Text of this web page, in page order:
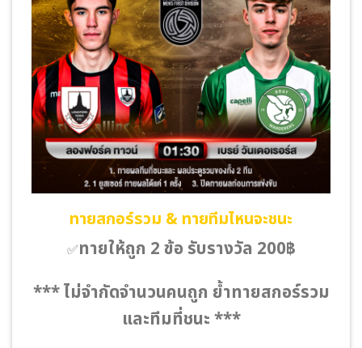
ทายสกอร์รวม & ทายทีมไหนจะชนะ
✅ทายให้ถูก 2 ข้อ รับรางวัล 200฿
*** ไม่จำกัดจำนวนคนถูก ย้ำทายสกอร์รวม
และทีมที่ชนะ ***